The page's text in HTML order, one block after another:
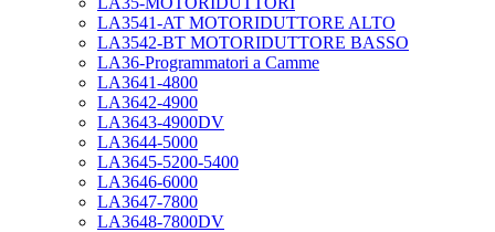
LA3541-AT MOTORIDUTTORE ALTO
LA3542-BT MOTORIDUTTORE BASSO
LA36-Programmatori a Camme
LA3641-4800
LA3642-4900
LA3643-4900DV
LA3644-5000
LA3645-5200-5400
LA3646-6000
LA3647-7800
LA3648-7800DV